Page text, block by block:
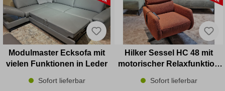
Modulmaster Ecksofa mit
vielen Funktionen in Leder
Sofort lieferbar
Hilker Sessel HC 48 mit
motorischer Relaxfunktion
Sofort lieferbar